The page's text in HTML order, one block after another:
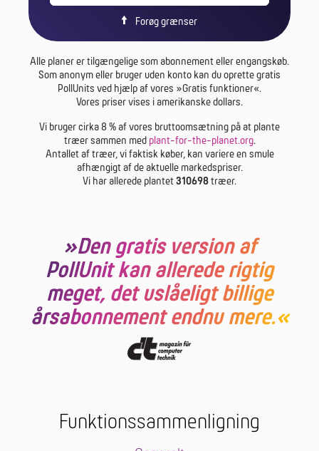
Forøg grænser
Alle planer er tilgængelige som abonnement eller engangskøb.
Som anonym eller bruger uden konto kan du oprette gratis
PollUnits ved hjælp af vores »Gratis funktioner«.
Vores priser vises i amerikanske dollars.
Vi bruger cirka 8 % af vores bruttoomsætning på at plante
træer sammen med plant-for-the-planet.org.
Antallet af træer, vi faktisk køber, kan variere en smule
afhængigt af de aktuelle markedspriser.
Vi har allerede plantet310698træer.
»Den gratis version af
PollUnit kan allerede rigtig
meget, det uslåeligt billige
årsabonnement endnu mere.«
Funktionssammenligning